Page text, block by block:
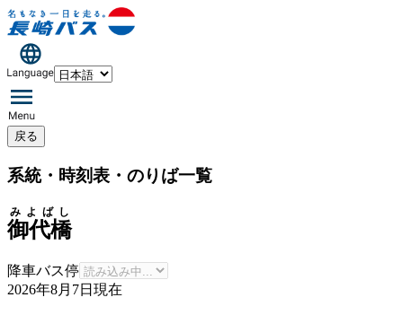
戻る
系統・時刻表・のりば一覧
御代橋
みよばし
降車バス停
2026年8月7日 現在